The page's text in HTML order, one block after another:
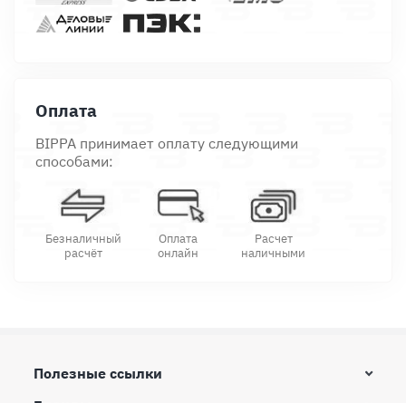
Оплата
BIPPA принимает оплату следующими
способами:
Безналичный
расчёт
Оплата
онлайн
Расчет
наличными
Полезные ссылки